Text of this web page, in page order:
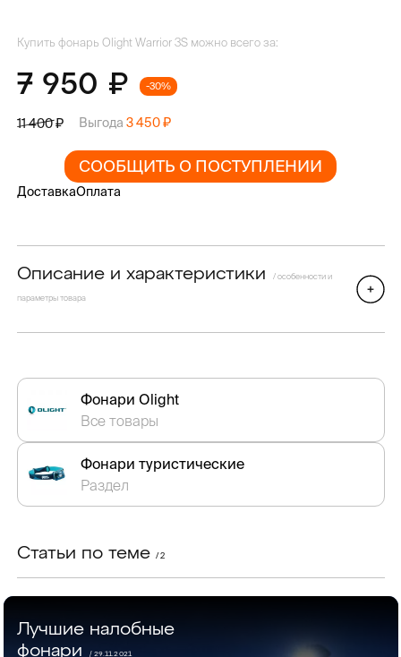
Купить фонарь Olight Warrior 3S можно всего за:
7 950 -30%
11 400 Выгода 3 450
СООБЩИТЬ О ПОСТУПЛЕНИИ
ДоставкаОплата
Описание и характеристики / особенности и
параметры товара
Фонари Olight
Все товары
Фонари туристические
Раздел
Статьи по теме / 2
Лучшие налобные
фонари
/ 29.11.2021